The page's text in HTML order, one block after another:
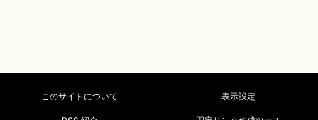
このサイトについて 表示設定